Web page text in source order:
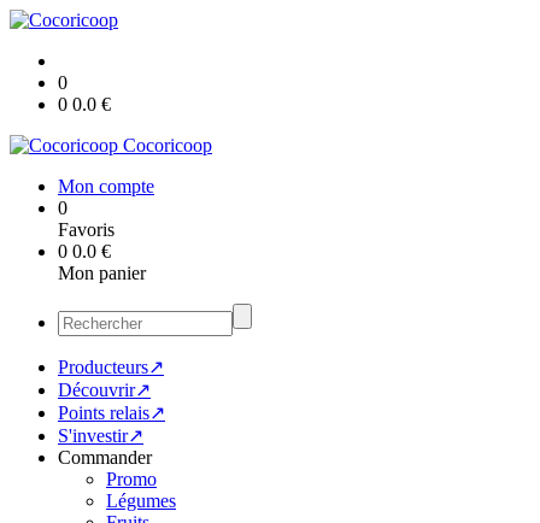
0
0 0.0 €
Cocoricoop
Mon compte
0
Favoris
0 0.0 €
Mon panier
Producteurs↗
Découvrir↗
Points relais↗
S'investir↗
Commander
Promo
Légumes